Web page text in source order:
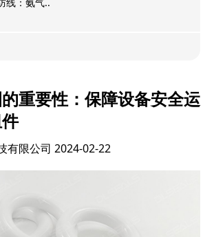
重要性：保障设备安全运
有限公司 2024-02-22